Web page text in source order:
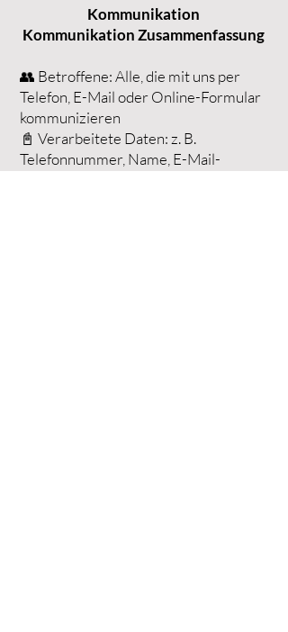
Kommunikation
Kommunikation Zusammenfassung
👥 Betroffene: Alle, die mit uns per
Telefon, E-Mail oder Online-Formular
kommunizieren
📓 Verarbeitete Daten: z. B.
Telefonnummer, Name, E-Mail-